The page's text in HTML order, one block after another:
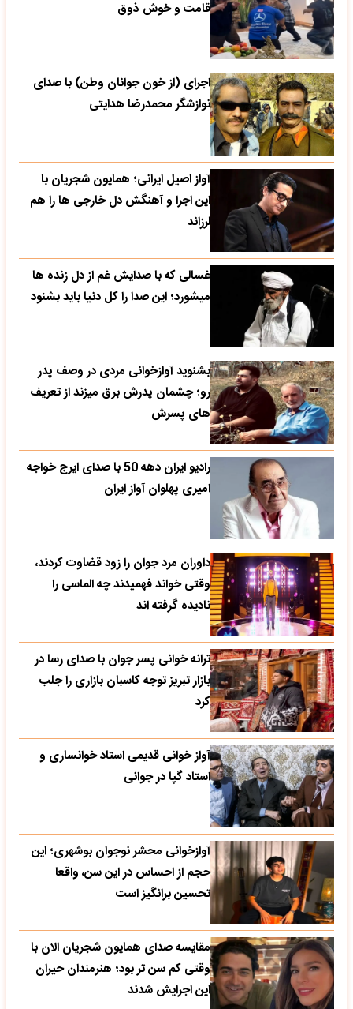
قامت و خوش ذوق
اجرای (از خون جوانان وطن) با صدای
نوازشگر محمدرضا هدایتی
آواز اصیل ایرانی؛ همایون شجریان با
این اجرا و آهنگش دل خارجی ها را هم
لرزاند
غسالی که با صدایش غم از دل زنده ها
میشورد؛ این صدا را کل دنیا باید بشنود
بشنوید آوازخوانی مردی در وصف پدر
رو؛ چشمان پدرش برق میزند از تعریف
های پسرش
رادیو ایران دهه 50 با صدای ایرج خواجه
امیری پهلوان آواز ایران
داوران مرد جوان را زود قضاوت کردند،
وقتی خواند فهمیدند چه الماسی را
نادیده گرفته اند
ترانه خوانی پسر جوان با صدای رسا در
بازار تبریز توجه کاسبان بازاری را جلب
کرد
آواز خوانی قدیمی استاد خوانساری و
استاد گپا در جوانی
آوازخوانی محشر نوجوان بوشهری؛ این
حجم از احساس در این سن، واقعا
تحسین‌ برانگیز است
مقایسه صدای همایون شجریان الان با
وقتی کم سن تر بود؛ هنرمندان حیران
این اجرایش شدند